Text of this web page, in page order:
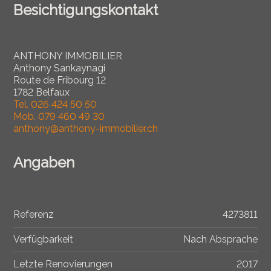
Besichtigungskontakt
ANTHONY IMMOBILIER
Anthony Sankaynagi
Route de Fribourg 12
1782 Belfaux
Tel.026 424 50 50
Mob.079 460 49 30
anthony@anthony-immobilier.ch
Angaben
Referenz 4273811
Verfügbarkeit Nach Absprache
Letzte Renovierungen 2017